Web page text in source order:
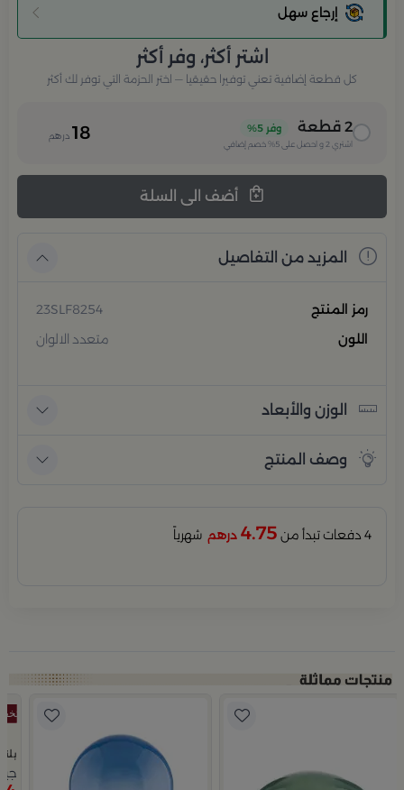
إرجاع سهل
اشتر أكثر، وفر أكثر
كل قطعة إضافية تعني توفيرا حقيقيا — اختر الحزمة التي توفر لك أكثر
2 قطعة وفر 5%
اشتري 2 و احصل على 5% خصم إضافي 18 درهم
المزيد من التفاصيل
رمز المنتج
23SLF8254
اللون
متعدد الالوان
الوزن والأبعاد
وصف المنتج
4 دفعات تبدأ من 4.75 درهم شهرياً
جيك